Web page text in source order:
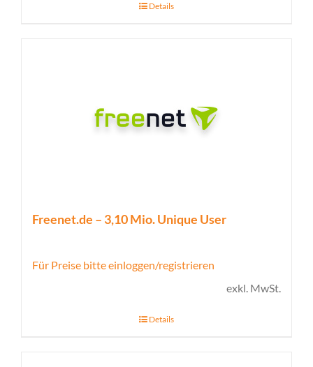
Details
Freenet.de – 3,10 Mio. Unique User
Für Preise bitte einloggen/registrieren
exkl. MwSt.
Details